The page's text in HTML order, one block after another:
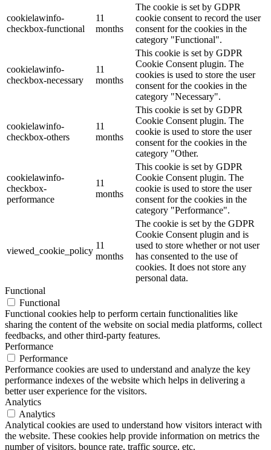
cookielawinfo-
checkbox-functional
11
months
The cookie is set by GDPR
cookie consent to record the user
consent for the cookies in the
category "Functional".
cookielawinfo-
checkbox-necessary
11
months
This cookie is set by GDPR
Cookie Consent plugin. The
cookies is used to store the user
consent for the cookies in the
category "Necessary".
cookielawinfo-
checkbox-others
11
months
This cookie is set by GDPR
Cookie Consent plugin. The
cookie is used to store the user
consent for the cookies in the
category "Other.
cookielawinfo-
checkbox-
performance
11
months
This cookie is set by GDPR
Cookie Consent plugin. The
cookie is used to store the user
consent for the cookies in the
category "Performance".
viewed_cookie_policy
11
months
The cookie is set by the GDPR
Cookie Consent plugin and is
used to store whether or not user
has consented to the use of
cookies. It does not store any
personal data.
Functional
Functional
Functional cookies help to perform certain functionalities like
sharing the content of the website on social media platforms, collect
feedbacks, and other third-party features.
Performance
Performance
Performance cookies are used to understand and analyze the key
performance indexes of the website which helps in delivering a
better user experience for the visitors.
Analytics
Analytics
Analytical cookies are used to understand how visitors interact with
the website. These cookies help provide information on metrics the
number of visitors, bounce rate, traffic source, etc.